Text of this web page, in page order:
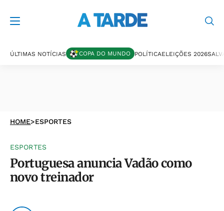
ÚLTIMAS NOTÍCIAS COPA DO MUNDO POLÍTICAELEIÇÕES 2026
HOME>ESPORTES
ESPORTES
Portuguesa anuncia Vadão como
novo treinador